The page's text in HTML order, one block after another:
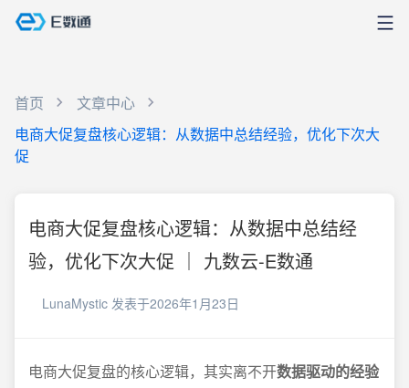
首页
文章中心
电商大促复盘核心逻辑：从数据中总结经验，优化下次大
促
电商大促复盘核心逻辑：从数据中总结经
验，优化下次大促 ｜ 九数云-E数通
LunaMystic 发表于2026年1月23日
电商大促复盘的核心逻辑，其实离不开数据驱动的经验